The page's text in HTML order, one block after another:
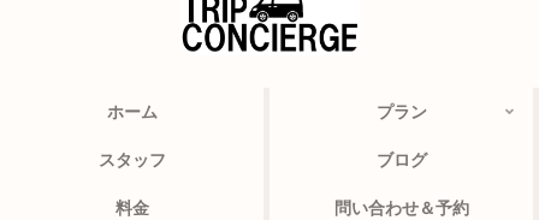
ホーム プラン
スタッフ ブログ
料金 問い合わせ＆予約